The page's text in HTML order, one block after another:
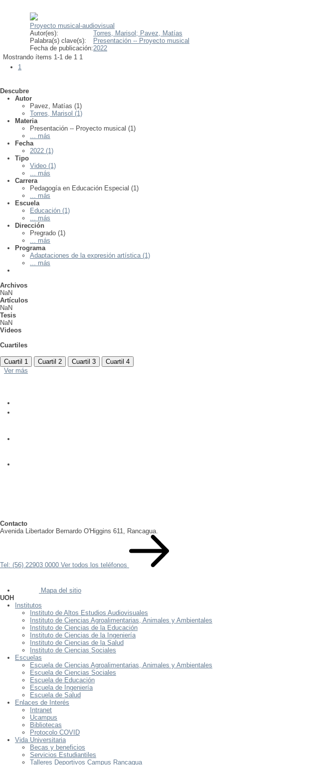
Proyecto musical-audiovisual
Autor(es):
Torres, Marisol; Pavez, Matías
Palabra(s) clave(s):
Presentación -- Proyecto musical
Fecha de publicación:2022
Mostrando ítems 1-1 de 1 1
1
Descubre
Autor
Pavez, Matías (1)
Torres, Marisol (1)
Materia
Presentación -- Proyecto musical (1)
... más
Fecha
2022 (1)
Tipo
Video (1)
... más
Carrera
Pedagogía en Educación Especial (1)
... más
Escuela
Educación (1)
... más
Dirección
Pregrado (1)
... más
Programa
Adaptaciones de la expresión artística (1)
... más
Archivos
NaN
Artículos
NaN
Tesis
NaN
Videos
Cuartiles
Cuartil 1 Cuartil 2 Cuartil 3
Cuartil 4
Ver más
Contacto
Avenida Libertador Bernardo O'Higgins 611, Rancagua.
Tel: (56) 22903 0000 Ver todos los teléfonos
Mapa del sitio
UOH
Institutos
Instituto de Altos Estudios Audiovisuales
Instituto de Ciencias Agroalimentarias, Animales y Ambientales
Instituto de Ciencias de la Educación
Instituto de Ciencias de la Ingeniería
Instituto de Ciencias de la Salud
Instituto de Ciencias Sociales
Escuelas
Escuela de Ciencias Agroalimentarias, Animales y Ambientales
Escuela de Ciencias Sociales
Escuela de Educación
Escuela de Ingeniería
Escuela de Salud
Enlaces de Interés
Intranet
Ucampus
Bibliotecas
Protocolo COVID
Vida Universitaria
Becas y beneficios
Servicios Estudiantiles
Talleres Deportivos Campus Rancagua